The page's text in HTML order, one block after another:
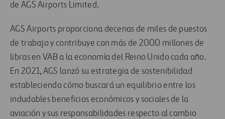
de AGS Airports Limited.
AGS Airports proporciona decenas de miles de puestos
de trabajo y contribuye con más de 2000 millones de
libras en VAB a la economía del Reino Unido cada año.
En 2021, AGS lanzó su estrategia de sostenibilidad
estableciendo cómo buscará un equilibrio entre los
indudables beneficios económicos y sociales de la
aviación y sus responsabilidades respecto al cambio